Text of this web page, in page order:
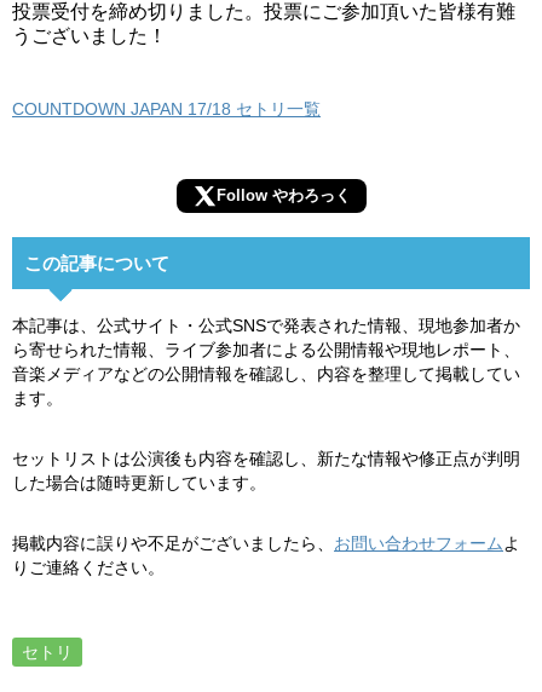
投票受付を締め切りました。投票にご参加頂いた皆様有難
うございました！
COUNTDOWN JAPAN 17/18 セトリ一覧
Follow やわろっく
この記事について
本記事は、公式サイト・公式SNSで発表された情報、現地参加者か
ら寄せられた情報、ライブ参加者による公開情報や現地レポート、
音楽メディアなどの公開情報を確認し、内容を整理して掲載してい
ます。
セットリストは公演後も内容を確認し、新たな情報や修正点が判明
した場合は随時更新しています。
掲載内容に誤りや不足がございましたら、 お問い合わせフォームよ
りご連絡ください。
セトリ